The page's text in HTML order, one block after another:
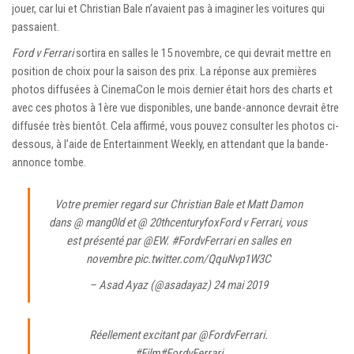
jouer, car lui et Christian Bale n’avaient pas à imaginer les voitures qui
passaient.
Ford v Ferrarisortira en salles le 15 novembre, ce qui devrait mettre en
position de choix pour la saison des prix. La réponse aux premières
photos diffusées à CinemaCon le mois dernier était hors des charts et
avec ces photos à 1ère vue disponibles, une bande-annonce devrait être
diffusée très bientôt. Cela affirmé, vous pouvez consulter les photos ci-
dessous, à l’aide de Entertainment Weekly, en attendant que la bande-
annonce tombe.
Votre premier regard sur Christian Bale et Matt Damon
dans@ mang0ldet@ 20thcenturyfoxFord v Ferrari, vous
est présenté par@EW. #FordvFerrarien salles en
novembrepic.twitter.com/QquNvp1W3C
– Asad Ayaz (@asadayaz)24 mai 2019
Réellement excitant par@FordvFerrari.